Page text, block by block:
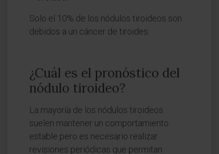
Solo el 10% de los nódulos tiroideos son
debidos a un cáncer de tiroides.
¿Cuál es el pronóstico del
nódulo tiroideo?
La mayoría de los nódulos tiroideos
suelen mantener un comportamiento
estable pero es necesario realizar
revisiones periódicas que permitan